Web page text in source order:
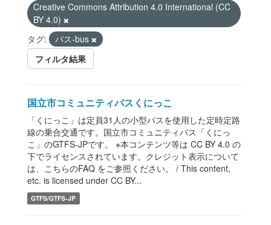
Creative Commons Attribution 4.0 International (CC
BY 4.0)
タグ:
バス-bus
フィルタ結果
国立市コミュニティバスくにっこ
「くにっこ」は定員31人の小型バスを使用した定時定路
線の乗合交通です。国立市コミュニティバス「くにっ
こ」のGTFS-JPです。 ※本コンテンツ等は CC BY 4.0 の
下でライセンスされています。クレジット表示について
は、こちらのFAQ をご参照ください。 / This content,
etc. is licensed under CC BY...
GTFS/GTFS-JP